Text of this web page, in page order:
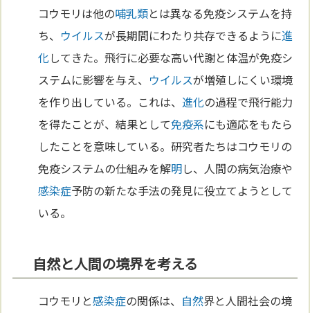
コウモリは他の哺乳類とは異なる免疫システムを持
ち、 ウイルスが長期間にわたり共存できるように進
化してきた。飛行に必要な高い代謝と体温が免疫シ
ステムに影響を与え、 ウイルスが増殖しにくい環境
を作り出している。これは、進化の過程で飛行能力
を得たことが、結果として免疫系にも適応をもたら
したことを意味している。研究者たちはコウモリの
免疫システムの仕組みを解明し、人間の病気治療や
感染症予防の新たな手法の発見に役立てようとして
いる。
自然と人間の境界を考える
コウモリと感染症の関係は、 自然界と人間社会の境